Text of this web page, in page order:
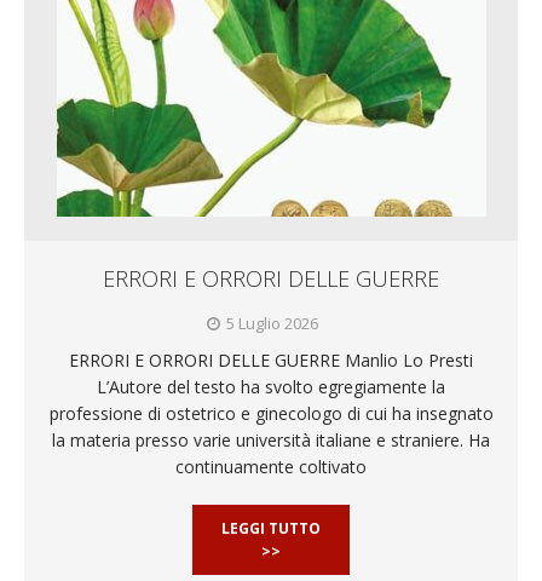
ERRORI E ORRORI DELLE GUERRE
5 Luglio 2026
ERRORI E ORRORI DELLE GUERRE Manlio Lo Presti
L’Autore del testo ha svolto egregiamente la
professione di ostetrico e ginecologo di cui ha insegnato
la materia presso varie università italiane e straniere. Ha
continuamente coltivato
LEGGI TUTTO
>>